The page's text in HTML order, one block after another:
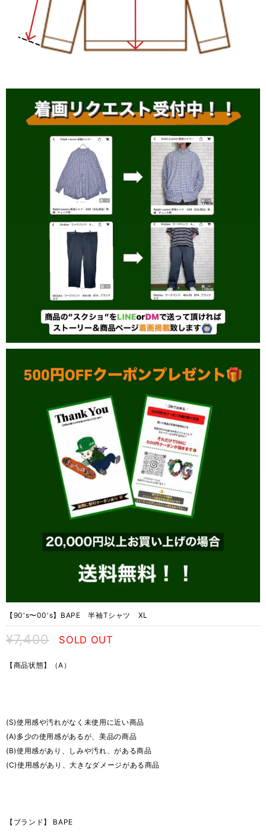
【90's〜00's】BAPE 半袖Tシャツ XL
¥7,400 SOLD OUT
【商品状態】（A）
(S)使用感や汚れがなく未使用に近い商品
(A)多少の使用感があるが、美品の商品
(B)使用感があり、しみや汚れ、がある商品
(C)使用感があり、大きなダメージがある商品
【ブランド】 BAPE